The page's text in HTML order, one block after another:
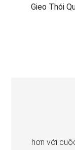
Gieo Thói
hơn với